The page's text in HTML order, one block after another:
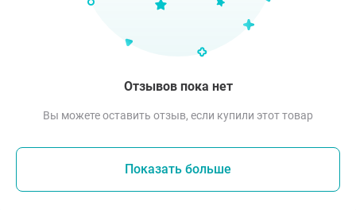
Отзывов пока нет
Вы можете оставить отзыв, если купили этот товар
Показать больше